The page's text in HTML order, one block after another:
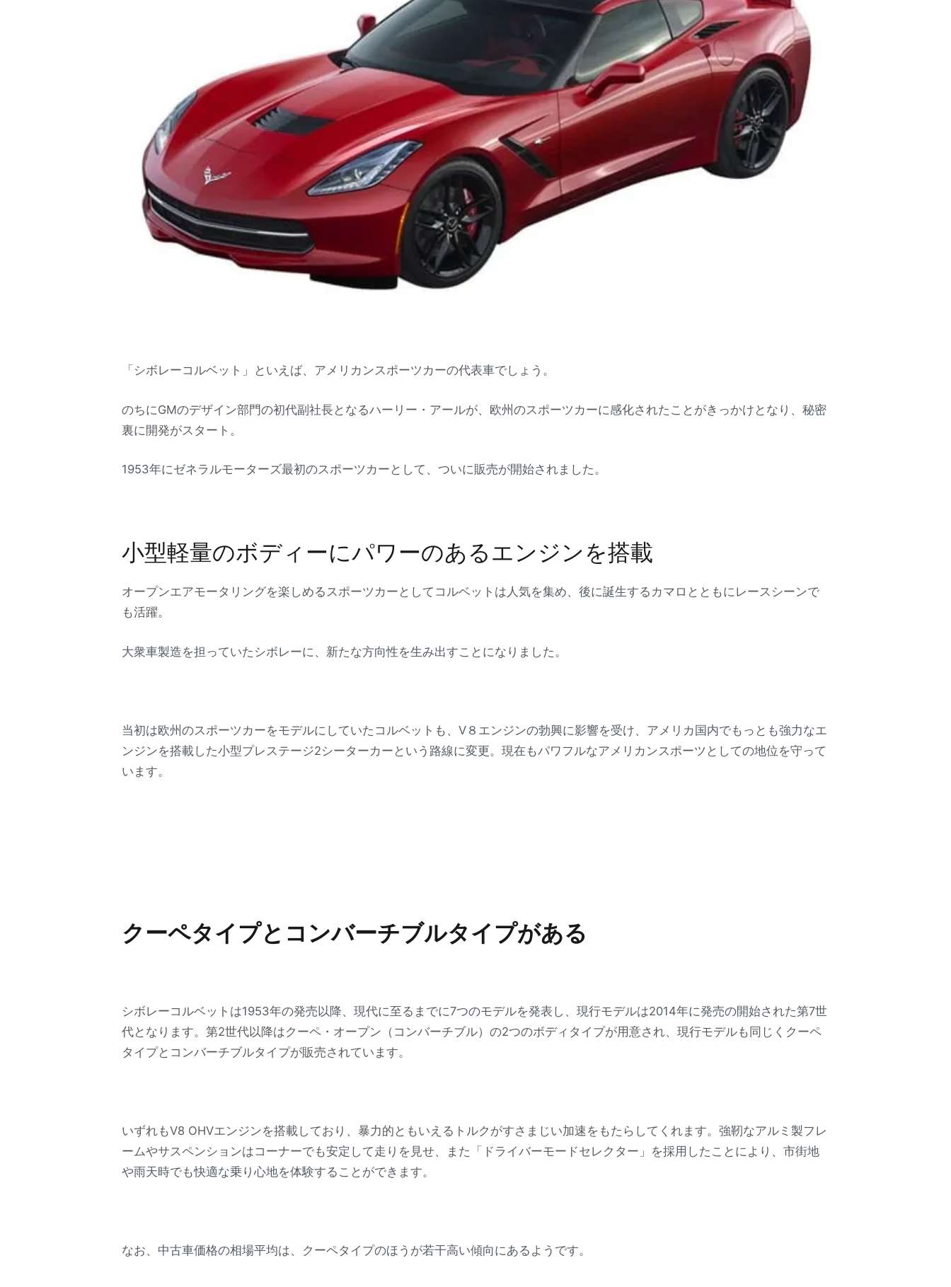
「シボレーコルベット」といえば、アメリカンスポーツカーの代表車でしょう。
のちにGMのデザイン部門の初代副社長となるハーリー・アールが、欧州のスポーツカーに感化されたことがきっかけとなり、秘密
裏に開発がスタート。
1953年にゼネラルモーターズ最初のスポーツカーとして、ついに販売が開始されました。
小型軽量のボディーにパワーのあるエンジンを搭載
オープンエアモータリングを楽しめるスポーツカーとしてコルベットは人気を集め、後に誕生するカマロとともにレースシーンで
も活躍。
大衆車製造を担っていたシボレーに、新たな方向性を生み出すことになりました。
当初は欧州のスポーツカーをモデルにしていたコルベットも、V８エンジンの勃興に影響を受け、アメリカ国内でもっとも強力なエ
ンジンを搭載した小型プレステージ2シーターカーという路線に変更。現在もパワフルなアメリカンスポーツとしての地位を守って
います。
クーペタイプとコンバーチブルタイプがある
シボレーコルベットは1953年の発売以降、現代に至るまでに7つのモデルを発表し、現行モデルは2014年に発売の開始された第7世
代となります。第2世代以降はクーペ・オープン（コンバーチブル）の2つのボディタイプが用意され、現行モデルも同じくクーペ
タイプとコンバーチブルタイプが販売されています。
いずれもV8 OHVエンジンを搭載しており、暴力的ともいえるトルクがすさまじい加速をもたらしてくれます。強靭なアルミ製フレ
ームやサスペンションはコーナーでも安定して走りを見せ、また「ドライバーモードセレクター」を採用したことにより、市街地
や雨天時でも快適な乗り心地を体験することができます。
なお、中古車価格の相場平均は、クーペタイプのほうが若干高い傾向にあるようです。